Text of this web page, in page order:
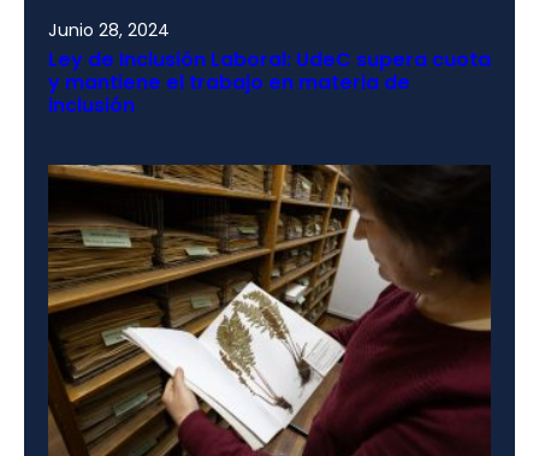
Junio 28, 2024
Ley de Inclusión Laboral: UdeC supera cuota
y mantiene el trabajo en materia de
inclusión